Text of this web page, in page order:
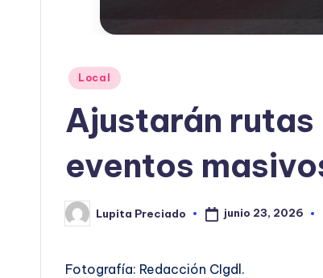
Publicado
Local
Ajustarán
eventos
Publicado
por
Lupita Preciado junio 23, 2026
Fotografía: Redacción CIgdl.